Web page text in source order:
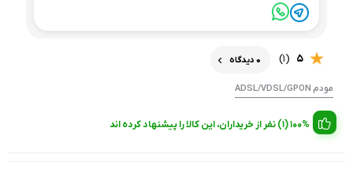
5
(1) 0 دیدگاه
مودم ADSL/VDSL/GPON
100% (1) نفر از خریداران، این کالا را پیشنهاد کرده اند